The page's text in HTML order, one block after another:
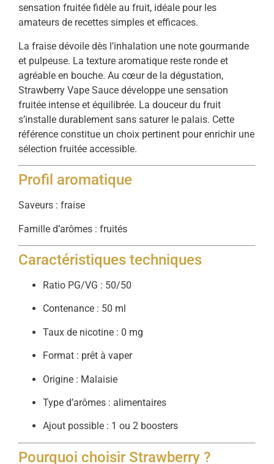
sensation fruitée fidèle au fruit, idéale pour les
amateurs de recettes simples et efficaces.
La fraise dévoile dès l’inhalation une note gourmande
et pulpeuse. La texture aromatique reste ronde et
agréable en bouche. Au cœurde la dégustation,
Strawberry Vape Sauce développe une sensation
fruitée intense et équilibrée. La douceurdu fruit
s’installe durablement sans saturer le palais. Cette
référence constitue un choix pertinent pourenrichir une
sélection fruitée accessible.
Profil aromatique
Saveurs : fraise
Famille d’arômes : fruités
Caractéristiques techniques
Ratio PG/VG : 50/50
Contenance : 50 ml
Taux de nicotine : 0 mg
Format : prêt à vaper
Origine : Malaisie
Type d’arômes : alimentaires
Ajout possible : 1 ou 2 boosters
Pourquoi choisir Strawberry ?